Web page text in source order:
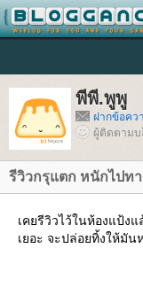
พีพี.พูพู
ฝากข้อคว
ผู้ติดตามบ
รีวิวกรุแตก หนักไปท
เคยรีวิวไว้ในห้องแป้ง
เยอะ จะปล่อยทิ้งให้มัน